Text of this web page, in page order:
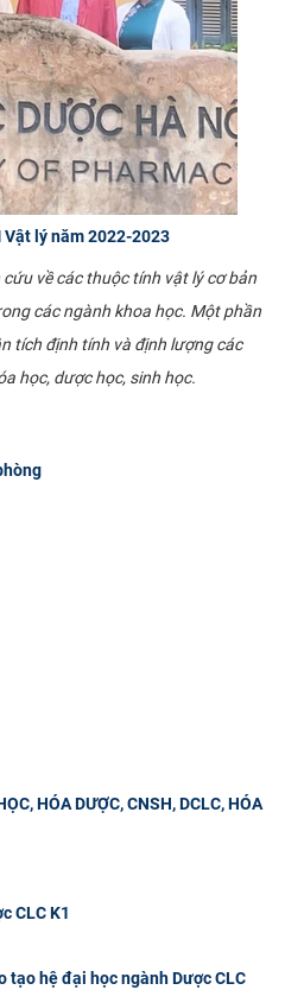
lý năm 2022-2023
về các thuộc tính vật lý cơ bản
các ngành khoa học. Một phần
tích định tính và định lượng các
học, dược học, sinh học.
HÓA DƯỢC, CNSH, DCLC, HÓA
CLC K1
hệ đại học ngành Dược CLC